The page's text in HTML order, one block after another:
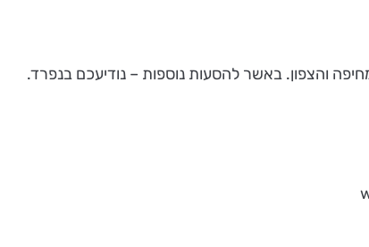
והצפון. באשר להסעות נוספות – נודיעכם בנפרד.